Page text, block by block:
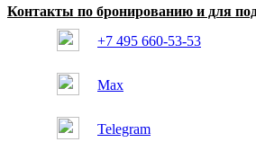
Контакты по бронированию и для
+7 495 660-53-53
Max
Telegram